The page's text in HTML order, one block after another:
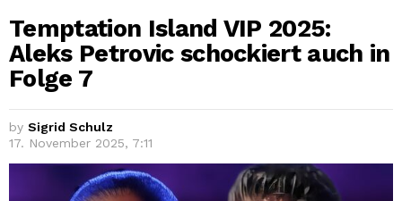
Temptation Island VIP 2025:
Aleks Petrovic schockiert auch in
Folge 7
by Sigrid Schulz
17. November 2025, 7:11